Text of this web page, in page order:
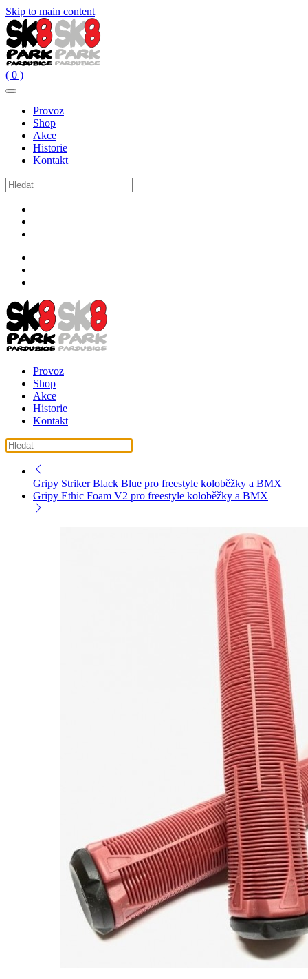
Skip to main content
( 0 )
Provoz
Shop
Akce
Historie
Kontakt
Provoz
Shop
Akce
Historie
Kontakt
Gripy Striker Black Blue pro freestyle koloběžky a BMX
Gripy Ethic Foam V2 pro freestyle koloběžky a BMX